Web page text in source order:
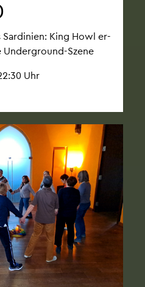
Sar­di­ni­en: King Howl er­
Szene
Uhr